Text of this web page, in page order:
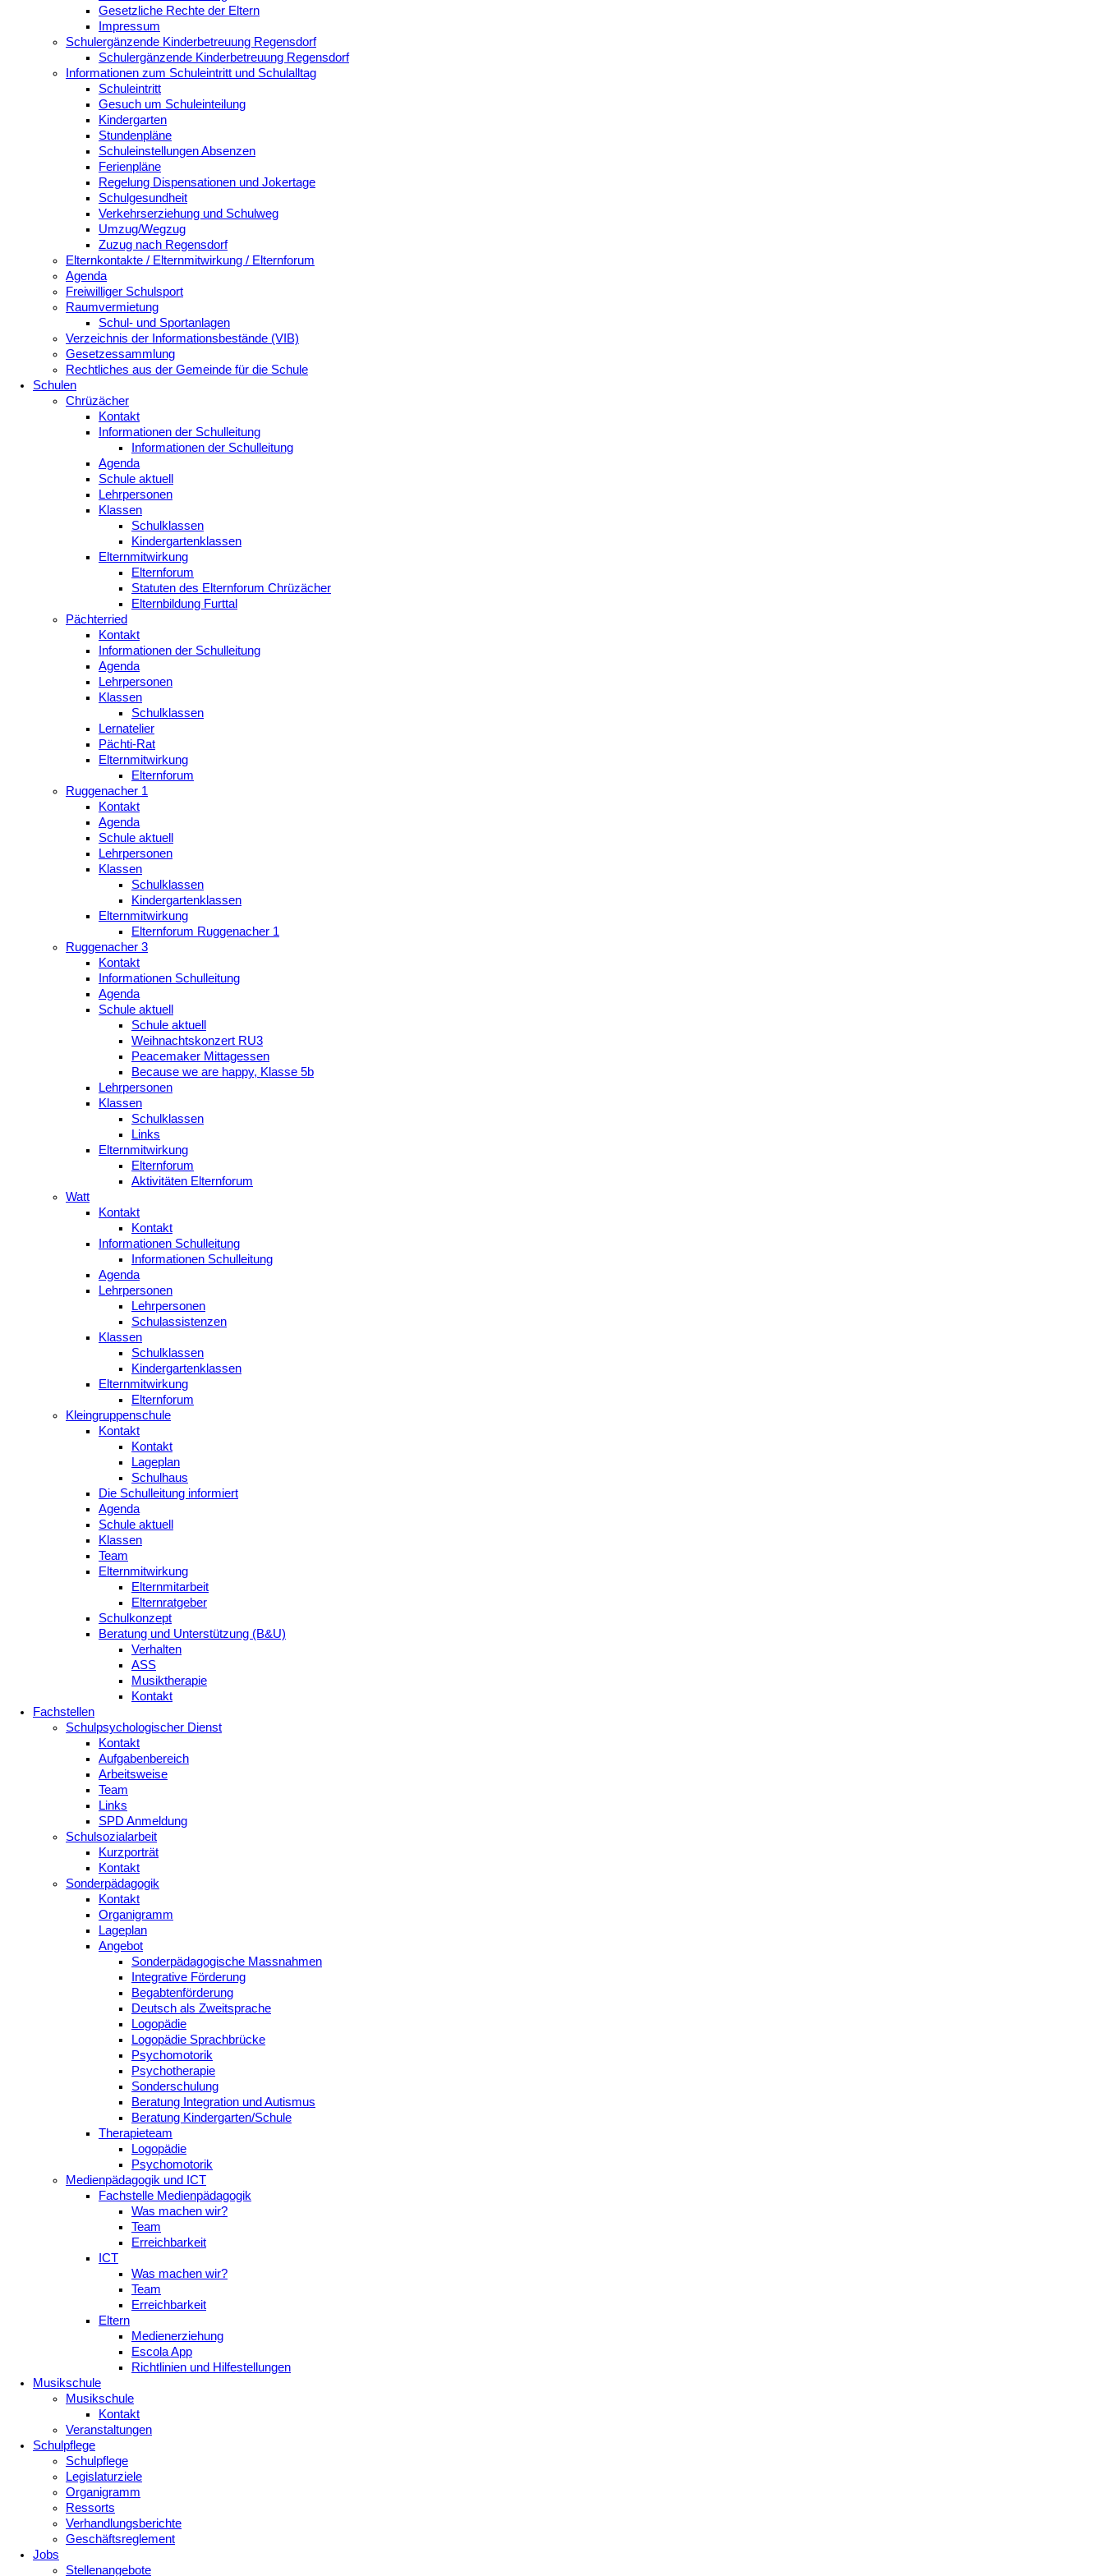
Gesetzliche Rechte der Eltern
Impressum
Schulergänzende Kinderbetreuung Regensdorf
Schulergänzende Kinderbetreuung Regensdorf
Informationen zum Schuleintritt und Schulalltag
Schuleintritt
Gesuch um Schuleinteilung
Kindergarten
Stundenpläne
Schuleinstellungen Absenzen
Ferienpläne
Regelung Dispensationen und Jokertage
Schulgesundheit
Verkehrserziehung und Schulweg
Umzug/Wegzug
Zuzug nach Regensdorf
Elternkontakte / Elternmitwirkung / Elternforum
Agenda
Freiwilliger Schulsport
Raumvermietung
Schul- und Sportanlagen
Verzeichnis der Informationsbestände (VIB)
Gesetzessammlung
Rechtliches aus der Gemeinde für die Schule
Schulen
Chrüzächer
Kontakt
Informationen der Schulleitung
Informationen der Schulleitung
Agenda
Schule aktuell
Lehrpersonen
Klassen
Schulklassen
Kindergartenklassen
Elternmitwirkung
Elternforum
Statuten des Elternforum Chrüzächer
Elternbildung Furttal
Pächterried
Kontakt
Informationen der Schulleitung
Agenda
Lehrpersonen
Klassen
Schulklassen
Lernatelier
Pächti-Rat
Elternmitwirkung
Elternforum
Ruggenacher 1
Kontakt
Agenda
Schule aktuell
Lehrpersonen
Klassen
Schulklassen
Kindergartenklassen
Elternmitwirkung
Elternforum Ruggenacher 1
Ruggenacher 3
Kontakt
Informationen Schulleitung
Agenda
Schule aktuell
Schule aktuell
Weihnachtskonzert RU3
Peacemaker Mittagessen
Because we are happy, Klasse 5b
Lehrpersonen
Klassen
Schulklassen
Links
Elternmitwirkung
Elternforum
Aktivitäten Elternforum
Watt
Kontakt
Kontakt
Informationen Schulleitung
Informationen Schulleitung
Agenda
Lehrpersonen
Lehrpersonen
Schulassistenzen
Klassen
Schulklassen
Kindergartenklassen
Elternmitwirkung
Elternforum
Kleingruppenschule
Kontakt
Kontakt
Lageplan
Schulhaus
Die Schulleitung informiert
Agenda
Schule aktuell
Klassen
Team
Elternmitwirkung
Elternmitarbeit
Elternratgeber
Schulkonzept
Beratung und Unterstützung (B&U)
Verhalten
ASS
Musiktherapie
Kontakt
Fachstellen
Schulpsychologischer Dienst
Kontakt
Aufgabenbereich
Arbeitsweise
Team
Links
SPD Anmeldung
Schulsozialarbeit
Kurzporträt
Kontakt
Sonderpädagogik
Kontakt
Organigramm
Lageplan
Angebot
Sonderpädagogische Massnahmen
Integrative Förderung
Begabtenförderung
Deutsch als Zweitsprache
Logopädie
Logopädie Sprachbrücke
Psychomotorik
Psychotherapie
Sonderschulung
Beratung Integration und Autismus
Beratung Kindergarten/Schule
Therapieteam
Logopädie
Psychomotorik
Medienpädagogik und ICT
Fachstelle Medienpädagogik
Was machen wir?
Team
Erreichbarkeit
ICT
Was machen wir?
Team
Erreichbarkeit
Eltern
Medienerziehung
Escola App
Richtlinien und Hilfestellungen
Musikschule
Musikschule
Kontakt
Veranstaltungen
Schulpflege
Schulpflege
Legislaturziele
Organigramm
Ressorts
Verhandlungsberichte
Geschäftsreglement
Jobs
Stellenangebote